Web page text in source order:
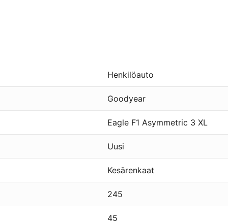
Henkilöauto
Goodyear
Eagle F1 Asymmetric 3 XL
Uusi
Kesärenkaat
245
45